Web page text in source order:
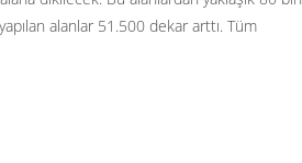
alanlar 51.500 dekar arttı. Tüm